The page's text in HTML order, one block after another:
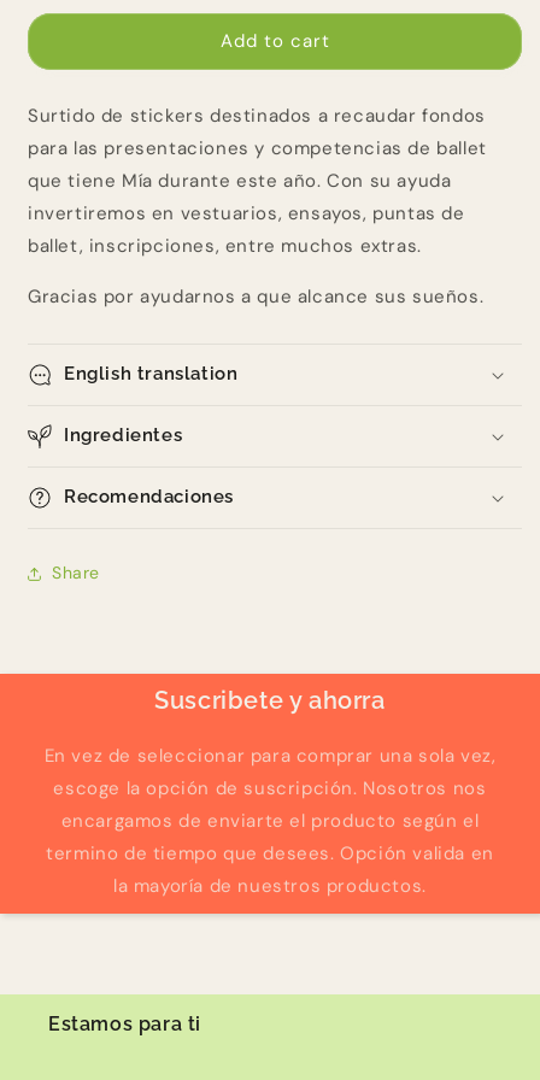
for
a
for
Ayuda
a
Add to cart
Surtido de stickers destinados a recaudar fondos
para las presentaciones y competencias de ballet
que tiene Mía durante este año. Con su ayuda
invertiremos en vestuarios, ensayos, puntas de
ballet, inscripciones, entre muchos extras.
Gracias por ayudarnos a que alcance sus sueños.
English translation
Ingredientes
Recomendaciones
Share
Suscribete y ahorra
En vez de seleccionar para comprar una sola vez,
escoge la opción de suscripción. Nosotros nos
encargamos de enviarte el producto según el
termino de tiempo que desees. Opción valida en
la mayoría de nuestros productos.
Estamos para ti